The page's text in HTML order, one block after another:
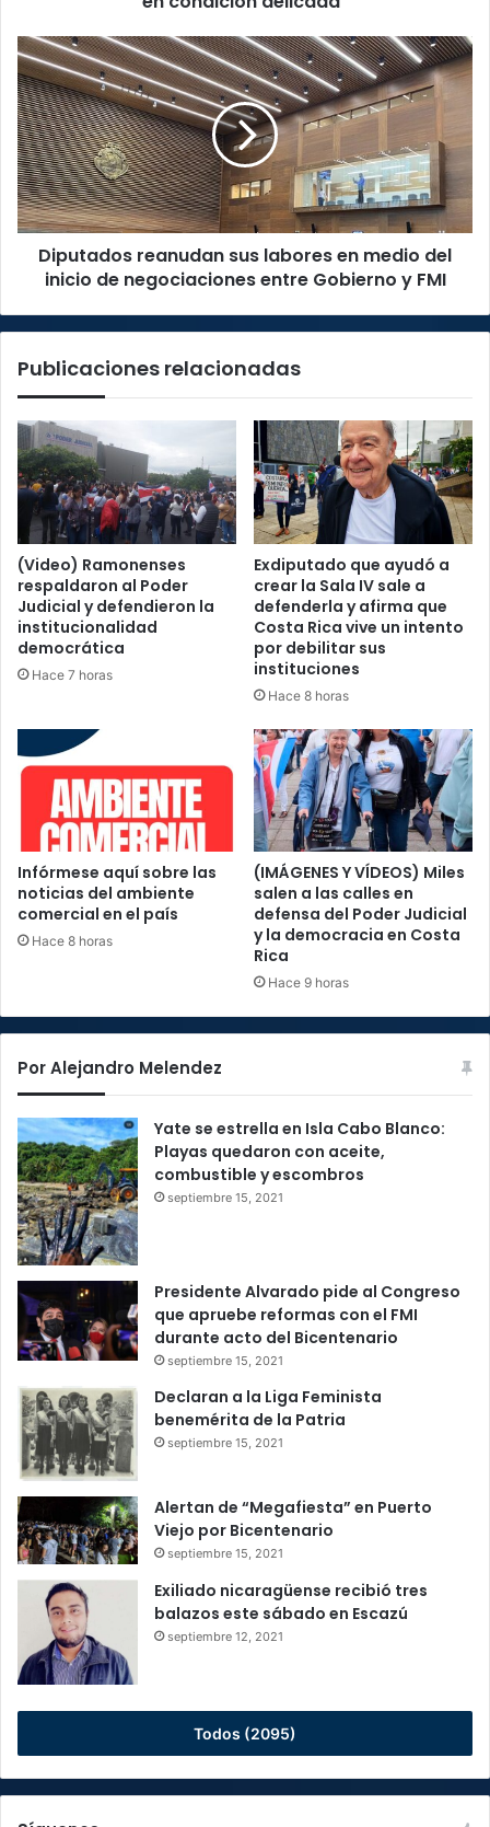
en
condición
delicada"
Diputados
reanudan
sus
labores
en
medio
del
inicio
de
negociaciones
entre
Diputados reanudan sus labores en medio del
inicio de negociaciones entre Gobierno y FMI
Publicaciones relacionadas
(Video) Ramonenses
respaldaron al Poder
Judicial y defendieron la
institucionalidad
democrática
Hace 7 horas
Exdiputado que ayudó a
crear la Sala IV sale a
defenderla y afirma que
Costa Rica vive un intento
por debilitar sus
instituciones
Hace 8 horas
Infórmese aquí sobre las
noticias del ambiente
comercial en el país
Hace 8 horas
(IMÁGENES Y VÍDEOS) Miles
salen a las calles en
defensa del Poder Judicial
y la democracia en Costa
Rica
Hace 9 horas
Por Alejandro Melendez
Yate se estrella en Isla Cabo Blanco:
Playas quedaron con aceite,
combustible y escombros
septiembre 15, 2021
Presidente Alvarado pide al Congreso
que apruebe reformas con el FMI
durante acto del Bicentenario
septiembre 15, 2021
Declaran a la Liga Feminista
benemérita de la Patria
septiembre 15, 2021
Alertan de “Megafiesta” en Puerto
Viejo por Bicentenario
septiembre 15, 2021
Exiliado nicaragüense recibió tres
balazos este sábado en Escazú
septiembre 12, 2021
Todos (2095)